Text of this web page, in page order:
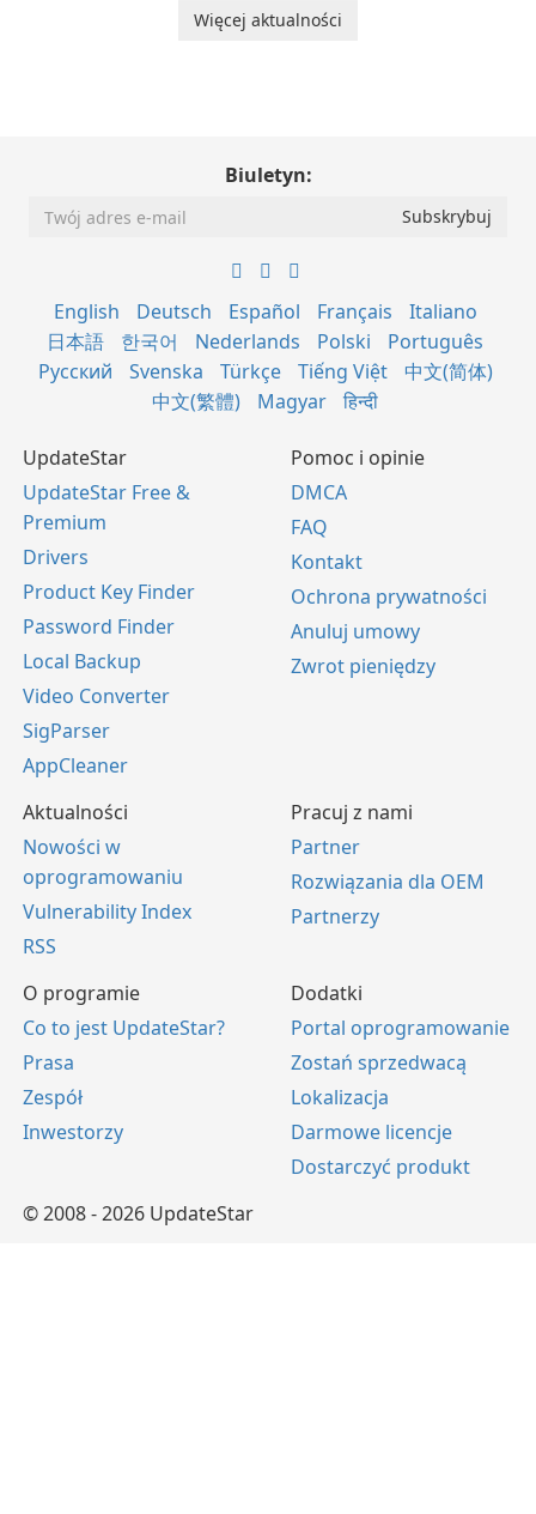
Więcej aktualności
Biuletyn:
English Deutsch Español Français
Italiano
日本語
한국어 Nederlands Polski
Português
Русский
Svenska Türkçe Tiếng Việt
中文(简体)
中文(繁體)
Magyar हिन्दी
UpdateStar
UpdateStar Free &
Premium
Drivers
Product Key Finder
Password Finder
Local Backup
Video Converter
SigParser
AppCleaner
Pomoc i opinie
DMCA
FAQ
Kontakt
Ochrona prywatności
Anuluj umowy
Zwrot pieniędzy
Aktualności
Nowości w
oprogramowaniu
Vulnerability Index
RSS
Pracuj z nami
Partner
Rozwiązania dla OEM
Partnerzy
O programie
Co to jest UpdateStar?
Prasa
Zespół
Inwestorzy
Dodatki
Portal oprogramowanie
Zostań sprzedwacą
Lokalizacja
Darmowe licencje
Dostarczyć produkt
© 2008 - 2026 UpdateStar